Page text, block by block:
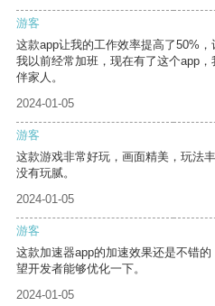
游客
这款app让我的工作效率提高了50%，
我以前经常加班，现在有了这个app
伴家人。
2024-01-05
游客
这款游戏非常好玩，画面精美，玩法
没有玩腻。
2024-01-05
游客
这款加速器app的加速效果还是不错
望开发者能够优化一下。
2024-01-05